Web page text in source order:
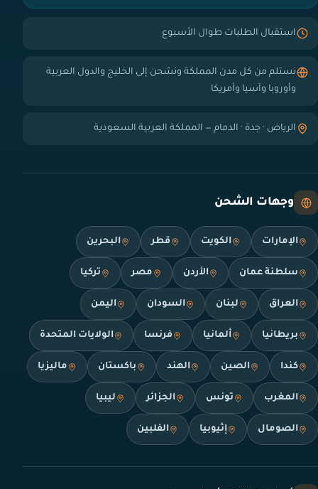
استقبال الطلبات طوال الأسبوع
نستلم من كل مدن المملكة ونشحن إلى الخليج والدول العربية
وأوروبا وآسيا وأمريكا
الرياض · جدة · الدمام — المملكة العربية السعودية
وجهات الشحن
الإمارات الكويت قطر البحرين
سلطنة عمان الأردن مصر تركيا
العراق لبنان السودان اليمن
بريطانيا ألمانيا فرنسا الولايات المتحدة
كندا الصين الهند باكستان ماليزيا
المغرب تونس الجزائر ليبيا
الصومال إثيوبيا الفلبين